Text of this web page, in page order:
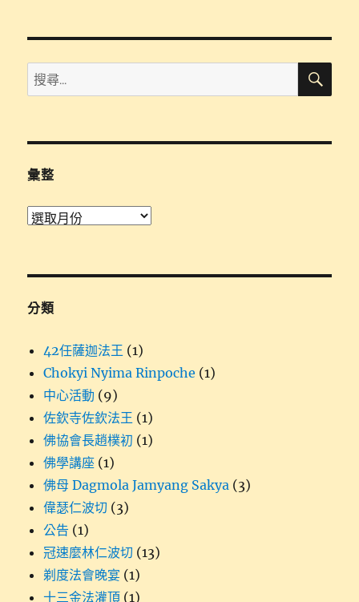
搜
尋
鍵
搜
彙整
彙
分類
42任薩迦法王 (1)
Chokyi Nyima Rinpoche (1)
中心活動 (9)
佐欽寺佐欽法王 (1)
佛協會長趙樸初 (1)
佛學講座 (1)
佛母 Dagmola Jamyang Sakya (3)
偉瑟仁波切 (3)
公告 (1)
冠速麼林仁波切 (13)
剃度法會晚宴 (1)
十三金法灌頂 (1)